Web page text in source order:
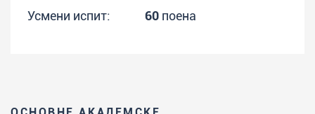
Усмени испит: 60 поена